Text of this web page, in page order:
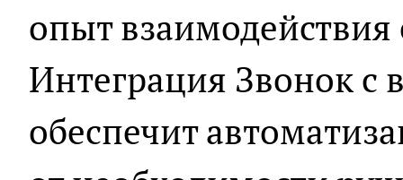
опыт
Интеграция Звонок с
обеспечит